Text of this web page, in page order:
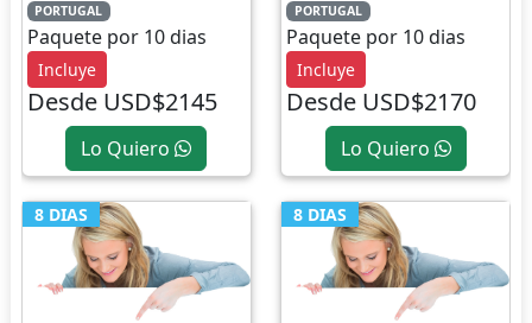
PORTUGAL
Paquete por 10 dias
Incluye
Desde USD$2145
Lo Quiero
PORTUGAL
Paquete por 10 dias
Incluye
Desde USD$2170
Lo Quiero
8 DIAS 8 DIAS